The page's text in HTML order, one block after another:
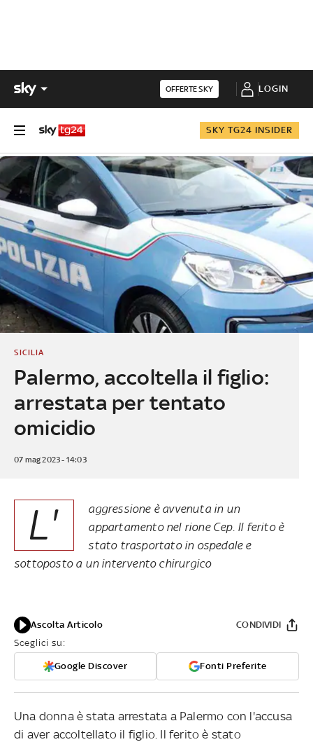
OFFERTE SKY LOGIN
SKY TG24 INSIDER
Palermo, accoltella il figlio:
arrestata per tentato
omicidio
SICILIA
07 mag 2023 - 14:03
L'
aggressione è avvenuta in un
appartamento nel rione Cep. Il ferito è
stato trasportato in ospedale e
sottoposto a un intervento chirurgico
Ascolta Articolo
Sceglici su:
Google Discover Fonti Preferite
CONDIVIDI
Una donna è stata arrestata a Palermo con l'accusa
di aver accoltellato il figlio. Il ferito è stato